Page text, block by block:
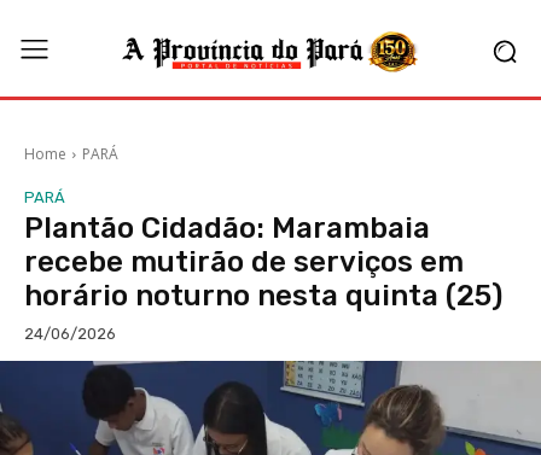
Home PARÁ
PARÁ
Plantão Cidadão: Marambaia
recebe mutirão de serviços em
horário noturno nesta quinta (25)
24/06/2026